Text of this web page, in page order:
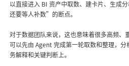
以直接进入 BI 资产中取数、建卡片、生成
还要等人补数”的断点。
对于数据团队来说，这也意味着很多高频、
可以先由 Agent 完成第一轮取数和整理，分
务解释和关键判断上。